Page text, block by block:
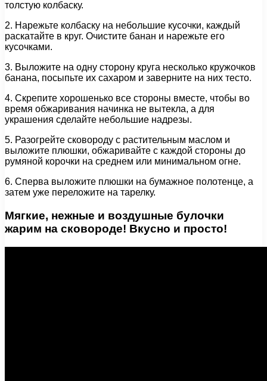
толстую колбаску.
2. Нарежьте колбаску на небольшие кусочки, каждый
раскатайте в круг. Очистите банан и нарежьте его
кусочками.
3. Выложите на одну сторону круга несколько кружочков
банана, посыпьте их сахаром и заверните на них тесто.
4. Скрепите хорошенько все стороны вместе, чтобы во
время обжаривания начинка не вытекла, а для
украшения сделайте небольшие надрезы.
5. Разогрейте сковороду с растительным маслом и
выложите плюшки, обжаривайте с каждой стороны до
румяной корочки на среднем или минимальном огне.
6. Сперва выложите плюшки на бумажное полотенце, а
затем уже переложите на тарелку.
Мягкие, нежные и воздушные булочки
жарим на сковороде! Вкусно и просто!